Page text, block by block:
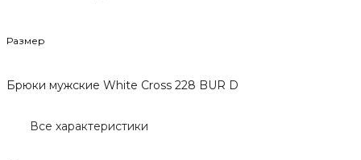
Размер
Брюки мужские White Cross 228 BUR D
Все характеристики